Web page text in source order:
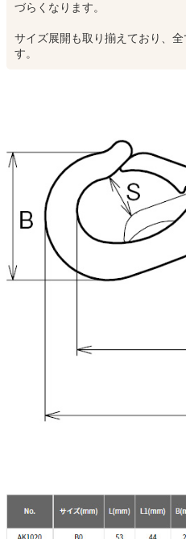
づらくなります。
サイズ展開も取り揃えており、
す。